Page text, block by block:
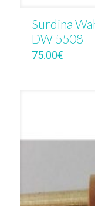
Surdina
DW 5508
75.00€